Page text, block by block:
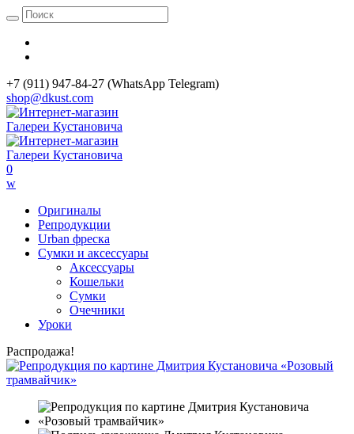
+7 (911) 947-84-27 (WhatsApp Telegram)
shop@dkust.com
0
w
Оригиналы
Репродукции
Urban фреска
Сумки и аксессуары
Аксессуары
Кошельки
Сумки
Очечники
Уроки
Распродажа!